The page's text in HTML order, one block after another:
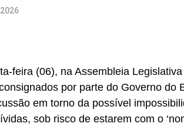
Coronel Azevedo (PL) e Isolda
feira (06), na Assembleia
por parte do Governo do
em torno da possível
sob risco de estarem com o